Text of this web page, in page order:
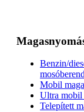
Benzin/
Mobil
Ultra mobil
Telepített